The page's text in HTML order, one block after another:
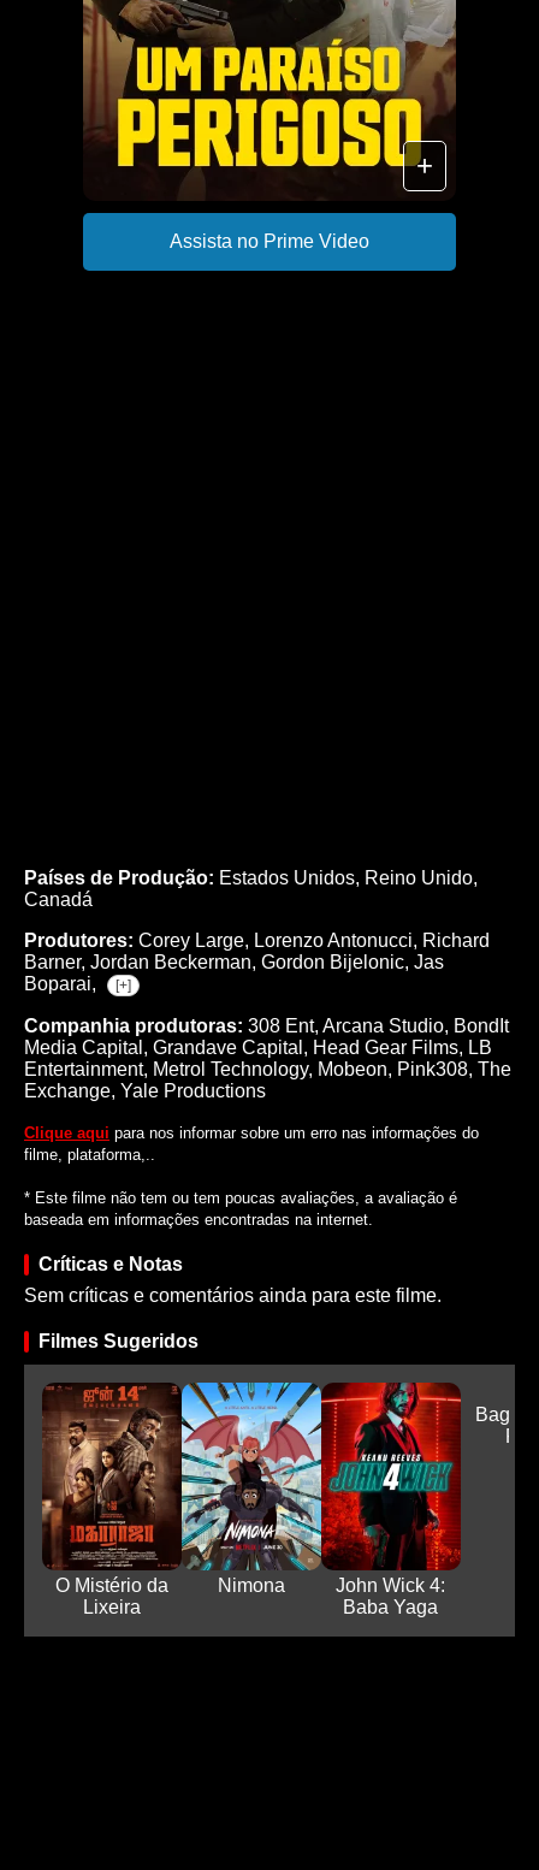
+
Assista no Prime Video
Países de Produção: Estados Unidos, Reino Unido,
Canadá
Produtores: Corey Large, Lorenzo Antonucci, Richard
Barner, Jordan Beckerman, Gordon Bijelonic, Jas
Boparai,
[+]
Companhia produtoras: 308 Ent, Arcana Studio, BondIt
Media Capital, Grandave Capital, Head Gear Films, LB
Entertainment, Metrol Technology, Mobeon, Pink308, The
Exchange, Yale Productions
Clique aqui para nos informar sobre um erro nas informações do
filme, plataforma,..
* Este filme não tem ou tem poucas avaliações, a avaliação é
baseada em informações encontradas na internet.
Críticas e Notas
Sem críticas e comentários ainda para este filme.
Filmes Sugeridos
O Mistério da
Lixeira
Nimona
John Wick 4:
Baba Yaga